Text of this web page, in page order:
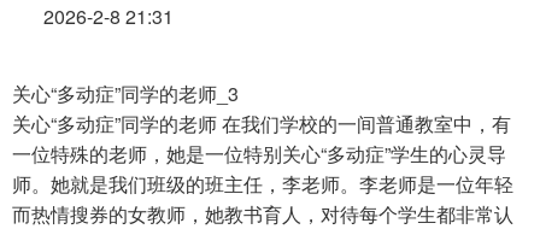
2026-2-8 21:31
关心“多动症”同学的老师_3
关心“多动症”同学的老师 在我们学校的一间普通教室中，有
一位特殊的老师，她是一位特别关心“多动症”学生的心灵导
师。她就是我们班级的班主任，李老师。李老师是一位年轻
而热情搜券的女教师，她教书育人，对待每个学生都非常认